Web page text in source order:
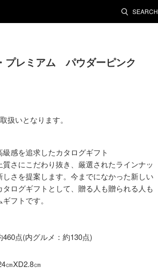
SEARCH
プレミアム パウダーピンク
扱いとなります。
感を追求したカタログギフト
さにこだわり抜き、厳選されたラインナッ
さを提案します。今までになかった新しい
ログギフトとして、贈る人も贈られる人も
フトです。
点(内グルメ：約130点)
㎝XD2.8㎝